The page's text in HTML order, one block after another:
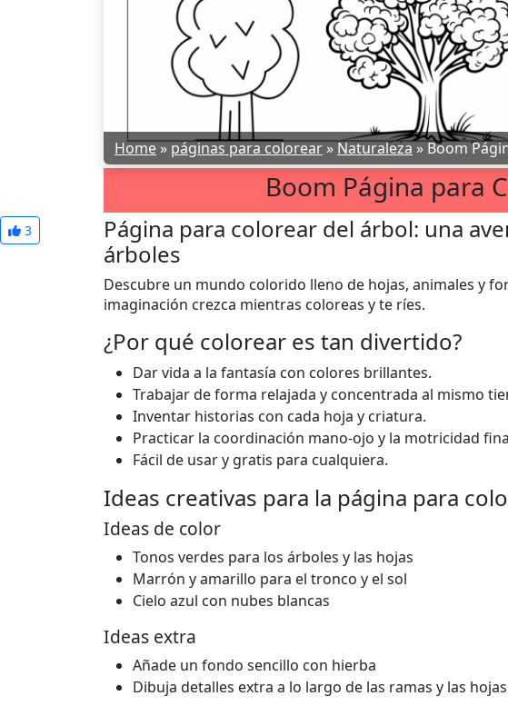
Home»páginas para colorear»Naturaleza»Boom
Boom Página para
3
Página para colorear del árbol: una
árboles
Descubre un mundo colorido lleno de hojas, animales y
imaginación crezca mientras coloreas y te ríes.
¿Por qué colorear es tan divertido?
Dar vida a la fantasía con colores brillantes.
Trabajar de forma relajada y concentrada al mismo
Inventar historias con cada hoja y criatura.
Practicar la coordinación mano-ojo y la motricidad
Fácil de usar y gratis para cualquiera.
Ideas creativas para la página para
Ideas de color
Tonos verdes para los árboles y las hojas
Marrón y amarillo para el tronco y el sol
Cielo azul con nubes blancas
Ideas extra
Añade un fondo sencillo con hierba
Dibuja detalles extra a lo largo de las ramas y las hojas